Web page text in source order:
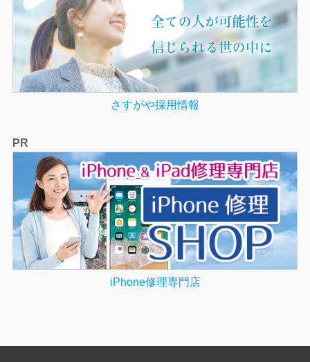
さすがや採用情報
PR
iPhone修理専門店